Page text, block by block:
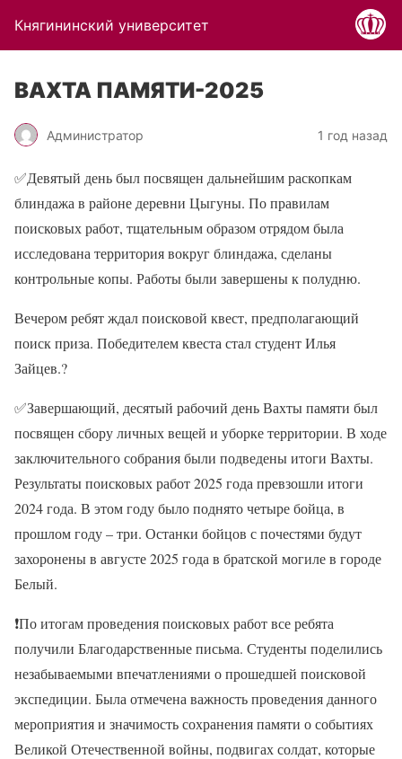
Княгининский университет
ВАХТА ПАМЯТИ-2025
Администратор 1 год назад
✅Девятый день был посвящен дальнейшим раскопкам
блиндажа в районе деревни Цыгуны. По правилам
поисковых работ, тщательным образом отрядом была
исследована территория вокруг блиндажа, сделаны
контрольные копы. Работы были завершены к полудню.
Вечером ребят ждал поисковой квест, предполагающий
поиск приза. Победителем квеста стал студент Илья
Зайцев.?
✅Завершающий, десятый рабочий день Вахты памяти был
посвящен сбору личных вещей и уборке территории. В ходе
заключительного собрания были подведены итоги Вахты.
Результаты поисковых работ 2025 года превзошли итоги
2024 года. В этом году было поднято четыре бойца, в
прошлом году – три. Останки бойцов с почестями будут
захоронены в августе 2025 года в братской могиле в городе
Белый.
❗По итогам проведения поисковых работ все ребята
получили Благодарственные письма. Студенты поделились
незабываемыми впечатлениями о прошедшей поисковой
экспедиции. Была отмечена важность проведения данного
мероприятия и значимость сохранения памяти о событиях
Великой Отечественной войны, подвигах солдат, которые